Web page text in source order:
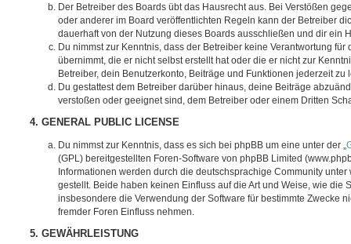
Der Betreiber des Boards übt das Hausrecht aus. Bei Verstößen
oder anderer im Board veröffentlichten Regeln kann der Betreiber
dauerhaft von der Nutzung dieses Boards ausschließen und dir ein
Du nimmst zur Kenntnis, dass der Betreiber keine Verantwortung für
übernimmt, die er nicht selbst erstellt hat oder die er nicht zur
Betreiber, dein Benutzerkonto, Beiträge und Funktionen jederzeit zu
Du gestattest dem Betreiber darüber hinaus, deine Beiträge
verstoßen oder geeignet sind, dem Betreiber oder einem Dritten
4. GENERAL PUBLIC LICENSE
Du nimmst zur Kenntnis, dass es sich bei phpBB um eine unter der „
(GPL) bereitgestellten Foren-Software von phpBB Limited
Informationen werden durch die deutschsprachige Community
gestellt. Beide haben keinen Einfluss auf die Art und Weise, wie die
insbesondere die Verwendung der Software für bestimmte Zwecke
fremder Foren Einfluss nehmen.
5. GEWÄHRLEISTUNG